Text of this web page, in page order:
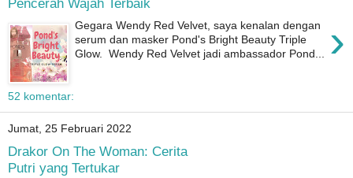
›
Gegara Wendy Red Velvet, saya kenalan dengan
serum dan masker Pond's Bright Beauty Triple
Glow. Wendy Red Velvet jadi ambassador Pond...
52 komentar:
Jumat, 25 Februari 2022
Drakor On The Woman: Cerita
Putri yang Tertukar